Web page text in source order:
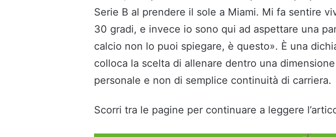
Serie B al prendere il sole a Miami. Mi fa sentire
30 gradi, e invece io sono qui ad aspettare una
calcio non lo puoi spiegare, è questo». È una
colloca la scelta di allenare dentro una
personale e non di semplice continuità di carriera.
Scorri tra le pagine per continuare a leggere